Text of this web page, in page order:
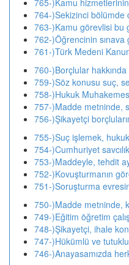
765-)Kamu
764-)Sekizinci bölümde
763-)Kamu görevlisi bu
762-)Öğrencinin sınava
761-)Türk Medeni
760-)Borçlular hakkında
759-)Söz konusu suç,
758-)Hukuk
757-)Madde metninde,
756-)Şikayetçi
755-)Suç işlemek,
754-)Cumhuriyet
753-)Maddeyle, tehdit
752-)Kovuşturmanın
751-)Soruşturma
750-)Madde metninde,
749-)Eğitim öğretim
748-)Şikayetçi, ihale
747-)Hükümlü ve
746-)Anayasamızda